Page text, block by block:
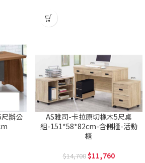
辦公
AS雅司-卡拉原切橡木5尺桌
組-151*58*82cm-含側櫃-活動
櫃
14,700 11,760